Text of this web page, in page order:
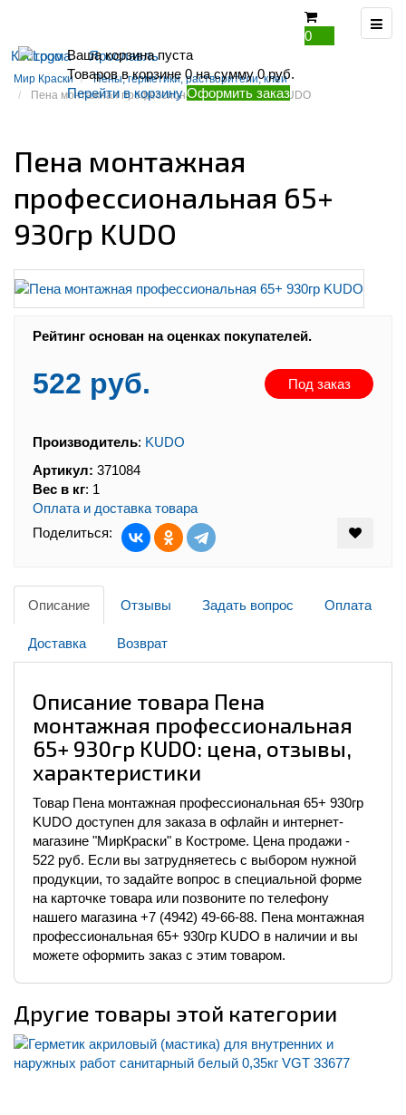
0
Ваша корзина пуста
Товаров в корзине0на сумму0 руб.
Перейти в корзинуОформить заказ
Кострома Ярославль
Мир Краски
Пены, герметики, растворители, клеи
Пена монтажная профессиональная 65+ 930гр KUDO
Пена монтажная
профессиональная 65+
930гр KUDO
Рейтинг:
Рейтинг основан на оценках покупателей.
522 руб. Под заказ
Производитель: KUDO
Артикул: 371084
Вес в кг: 1
Оплата и доставка товара
Поделиться:
Описание Отзывы Задать вопрос Оплата
Доставка Возврат
Описание товара Пена
монтажная профессиональная
65+ 930гр KUDO: цена, отзывы,
характеристики
Товар Пена монтажная профессиональная 65+ 930гр
KUDO доступен для заказа в офлайн и интернет-
магазине "МирКраски" в Костроме. Цена продажи -
522 руб. Если вы затрудняетесь с выбором нужной
продукции, то задайте вопрос в специальной форме
на карточке товара или позвоните по телефону
нашего магазина +7 (4942) 49-66-88. Пена монтажная
профессиональная 65+ 930гр KUDO в наличии и вы
можете оформить заказ с этим товаром.
Другие товары этой категории